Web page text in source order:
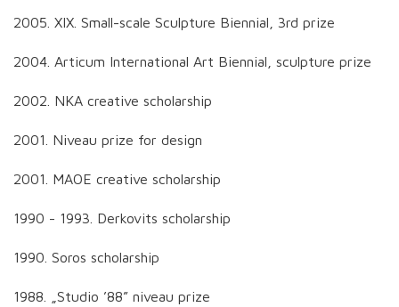
2005. XIX. Small-scale Sculpture Biennial, 3rd prize
2004. Articum International Art Biennial, sculpture prize
2002. NKA creative scholarship
2001. Niveau prize for design
2001. MAOE creative scholarship
1990 - 1993. Derkovits scholarship
1990. Soros scholarship
1988. „Studio ’88” niveau prize